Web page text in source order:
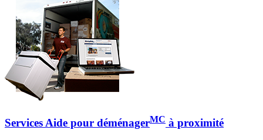
Services Aide pour déménagerMC à proximité